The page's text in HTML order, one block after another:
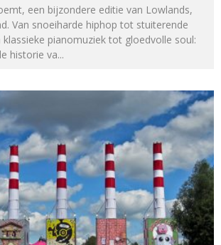
een bijzondere editie van Lowlands,
Van snoeiharde hiphop tot stuiterende
pianomuziek tot gloedvolle soul:
historie va...